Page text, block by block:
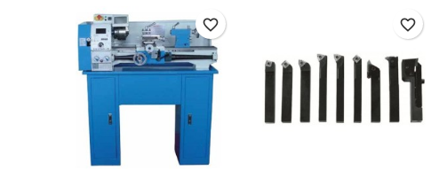
favorite_border favorite_border